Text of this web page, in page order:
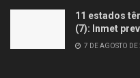
11 estados
(7): Inmet
7 DE AGOSTO